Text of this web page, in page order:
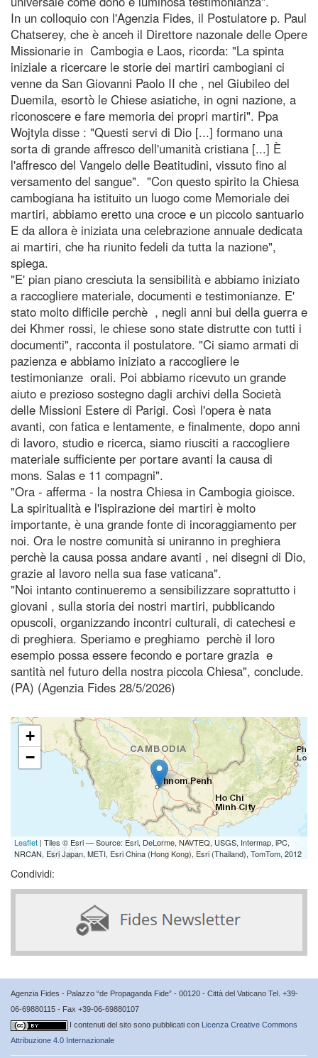
In un colloquio con l'Agenzia Fides, il Postulatore p. Paul
Chatserey, che è anceh il Direttore nazonale delle Opere
Missionarie in Cambogia e Laos, ricorda: "La spinta
iniziale a ricercare le storie dei martiri cambogiani ci
venne da San Giovanni Paolo II che , nel Giubileo del
Duemila, esortò le Chiese asiatiche, in ogni nazione, a
riconoscere e fare memoria dei propri martiri". Ppa
Wojtyla disse : "Questi servi di Dio [...] formano una
sorta di grande affresco dell'umanità cristiana [...] È
l'affresco del Vangelo delle Beatitudini, vissuto fino al
versamento del sangue". "Con questo spirito la Chiesa
cambogiana ha istituito un luogo come Memoriale dei
martiri, abbiamo eretto una croce e un piccolo santuario
E da allora è iniziata una celebrazione annuale dedicata
ai martiri, che ha riunito fedeli da tutta la nazione",
spiega.
"E' pian piano cresciuta la sensibilità e abbiamo iniziato
a raccogliere materiale, documenti e testimonianze. E'
stato molto difficile perchè , negli anni bui della guerra e
dei Khmer rossi, le chiese sono state distrutte con tutti i
documenti", racconta il postulatore. "Ci siamo armati di
pazienza e abbiamo iniziato a raccogliere le
testimonianze orali. Poi abbiamo ricevuto un grande
aiuto e prezioso sostegno dagli archivi della Società
delle Missioni Estere di Parigi. Così l'opera è nata
avanti, con fatica e lentamente, e finalmente, dopo anni
di lavoro, studio e ricerca, siamo riusciti a raccogliere
materiale sufficiente per portare avanti la causa di
mons. Salas e 11 compagni".
"Ora - afferma - la nostra Chiesa in Cambogia gioisce.
La spiritualità e l'ispirazione dei martiri è molto
importante, è una grande fonte di incoraggiamento per
noi. Ora le nostre comunità si uniranno in preghiera
perchè la causa possa andare avanti , nei disegni di Dio,
grazie al lavoro nella sua fase vaticana".
"Noi intanto continueremo a sensibilizzare soprattutto i
giovani , sulla storia dei nostri martiri, pubblicando
opuscoli, organizzando incontri culturali, di catechesi e
di preghiera. Speriamo e preghiamo perchè il loro
esempio possa essere fecondo e portare grazia e
santità nel futuro della nostra piccola Chiesa", conclude.
(PA) (Agenzia Fides 28/5/2026)
+
−
Leaflet | Tiles © Esri — Source: Esri, DeLorme, NAVTEQ, USGS, Intermap, iPC,
NRCAN, Esri Japan, METI, Esri China (Hong Kong), Esri (Thailand), TomTom, 2012
Condividi:
Agenzia Fides - Palazzo “de Propaganda Fide” - 00120 - Città del Vaticano Tel. +39-
06-69880115 - Fax +39-06-69880107
I contenuti del sito sono pubblicati con Licenza Creative Commons
Attribuzione 4.0 Internazionale